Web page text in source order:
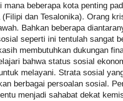
mana beberapa kota penting
(Filipi dan Tesalonika). Orang
Bahkan beberapa
seperti ini tentulah sangat
membutuhkan dukungan
bahwa status sosial
melayani. Strata sosial
berbagai persoalan sosial.
menjadi sahabat dekat